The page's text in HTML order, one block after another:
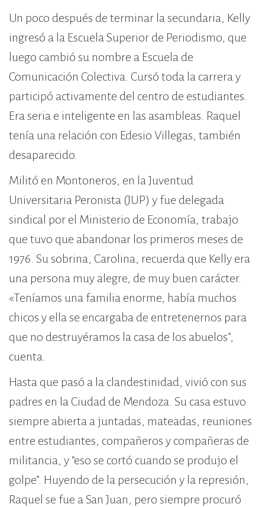
Un poco después de terminar la secundaria, Kelly
ingresó a la Escuela Superior de Periodismo, que
luego cambió su nombre a Escuela de
Comunicación Colectiva. Cursó toda la carrera y
participó activamente del centro de estudiantes.
Era seria e inteligente en las asambleas. Raquel
tenía una relación con Edesio Villegas, también
desaparecido.
Militó en Montoneros, en la Juventud
Universitaria Peronista (JUP) y fue delegada
sindical por el Ministerio de Economía, trabajo
que tuvo que abandonar los primeros meses de
1976. Su sobrina, Carolina, recuerda que Kelly era
una persona muy alegre, de muy buen carácter.
«Teníamos una familia enorme, había muchos
chicos y ella se encargaba de entretenernos para
que no destruyéramos la casa de los abuelos”,
cuenta.
Hasta que pasó a la clandestinidad, vivió con sus
padres en la Ciudad de Mendoza. Su casa estuvo
siempre abierta a juntadas, mateadas, reuniones
entre estudiantes, compañeros y compañeras de
militancia, y “eso se cortó cuando se produjo el
golpe”. Huyendo de la persecución y la represión,
Raquel se fue a San Juan, pero siempre procuró